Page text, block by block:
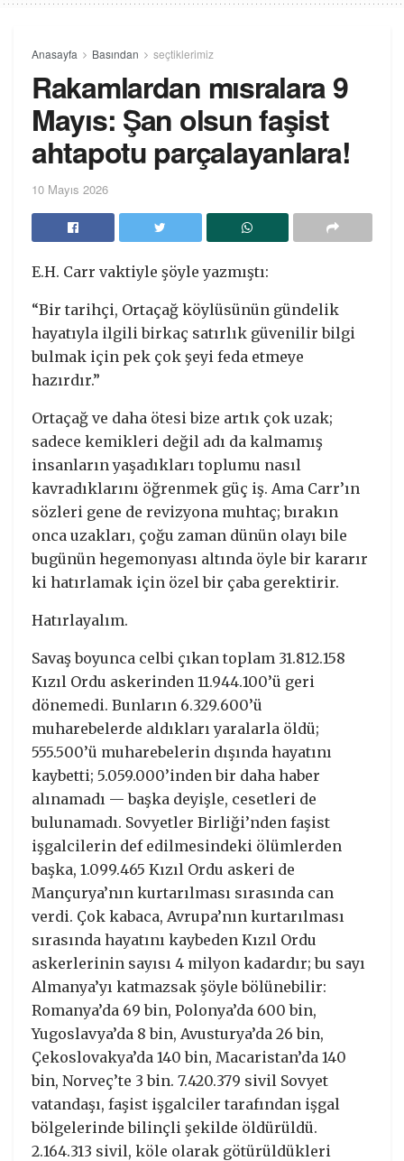
Anasayfa Basından seçtiklerimiz
Rakamlardan mısralara 9
Mayıs: Şan olsun faşist
ahtapotu parçalayanlara!
10 Mayıs 2026
E.H. Carr vaktiyle şöyle yazmıştı:
“Bir tarihçi, Ortaçağ köylüsünün gündelik
hayatıyla ilgili birkaç satırlık güvenilir bilgi
bulmak için pek çok şeyi feda etmeye
hazırdır.”
Ortaçağ ve daha ötesi bize artık çok uzak;
sadece kemikleri değil adı da kalmamış
insanların yaşadıkları toplumu nasıl
kavradıklarını öğrenmek güç iş. Ama Carr’ın
sözleri gene de revizyona muhtaç; bırakın
onca uzakları, çoğu zaman dünün olayı bile
bugünün hegemonyası altında öyle bir kararır
ki hatırlamak için özel bir çaba gerektirir.
Hatırlayalım.
Savaş boyunca celbi çıkan toplam 31.812.158
Kızıl Ordu askerinden 11.944.100’ü geri
dönemedi. Bunların 6.329.600’ü
muharebelerde aldıkları yaralarla öldü;
555.500’ü muharebelerin dışında hayatını
kaybetti; 5.059.000’inden bir daha haber
alınamadı — başka deyişle, cesetleri de
bulunamadı. Sovyetler Birliği’nden faşist
işgalcilerin def edilmesindeki ölümlerden
başka, 1.099.465 Kızıl Ordu askeri de
Mançurya’nın kurtarılması sırasında can
verdi. Çok kabaca, Avrupa’nın kurtarılması
sırasında hayatını kaybeden Kızıl Ordu
askerlerinin sayısı 4 milyon kadardır; bu sayı
Almanya’yı katmazsak şöyle bölünebilir:
Romanya’da 69 bin, Polonya’da 600 bin,
Yugoslavya’da 8 bin, Avusturya’da 26 bin,
Çekoslovakya’da 140 bin, Macaristan’da 140
bin, Norveç’te 3 bin. 7.420.379 sivil Sovyet
vatandaşı, faşist işgalciler tarafından işgal
bölgelerinde bilinçli şekilde öldürüldü.
2.164.313 sivil, köle olarak götürüldükleri